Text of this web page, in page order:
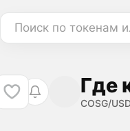
Поиск по токенам
Где
COSG/